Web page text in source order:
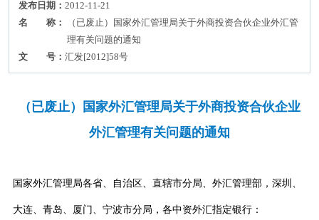
发布日期：2012-11-21
名 称：
（已废止）国家外汇管理局关于外商投资合伙企业外汇管
理有关问题的通知
文 号：汇发[2012]58号
（已废止）国家外汇管理局关于外商投资合伙企业
外汇管理有关问题的通知
国家外汇管理局各省、自治区、直辖市分局、外汇管理部，深圳、
大连、青岛、厦门、宁波市分局，各中资外汇指定银行：